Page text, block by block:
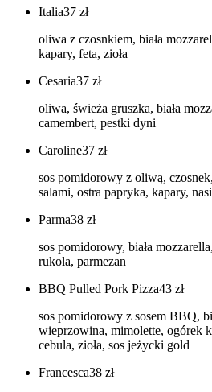
Italia37 zł
oliwa z czosnkiem, biała
kapary, feta, zioła
Cesaria37 zł
oliwa, świeża gruszka, biała
camembert, pestki dyni
Caroline37 zł
sos pomidorowy z oliwą,
salami, ostra papryka, kapary,
Parma38 zł
sos pomidorowy, biała
rukola, parmezan
BBQ Pulled Pork Pizza43 zł
sos pomidorowy z sosem BBQ,
wieprzowina, mimolette, ogórek
cebula, zioła, sos jeżycki gold
Francesca38 zł